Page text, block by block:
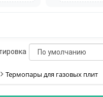
Термопары для газовых плит